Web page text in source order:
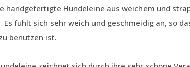
handgefertigte Hundeleine aus weichem und
Es fühlt sich sehr weich und geschmeidig an, so
benutzen ist.